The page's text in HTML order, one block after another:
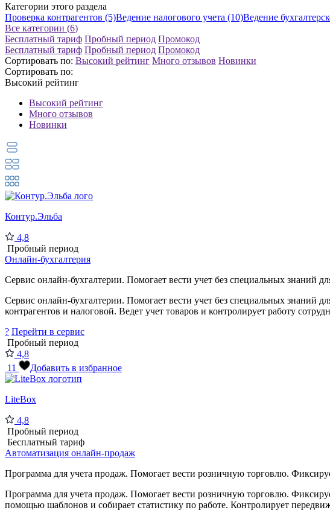
Категории этого раздела
Проверка контрагентов (5)Ведение налогового учета (10)Ведение
Все категории (6)
Бесплатный тариф Пробный период Промокод
Бесплатный тариф Пробный период Промокод
Сортировать по: Высокий рейтинг Много отзывов Новинки
Сортировать по:
Высокий рейтинг
Высокий рейтинг
Много отзывов
Новинки
Контур.Эльба
4,8
Пробный период
Онлайн-бухгалтерия
Сервис онлайн-бухгалтерии. Помогает вести учет без специальных знаний
Сервис онлайн-бухгалтерии. Помогает вести учет без специальных знаний
контрагентов и налоговой. Ведет учет товаров и контролирует работу
? Перейти в сервис
Пробный период
4,8
11
Добавить в избранное
LiteBox
4,8
Пробный период
Бесплатный тариф
Автоматизация онлайн-продаж
Программа для учета продаж. Помогает вести розничную торговлю.
Программа для учета продаж. Помогает вести розничную торговлю.
помощью шаблонов и собирает статистику по работе. Контролирует